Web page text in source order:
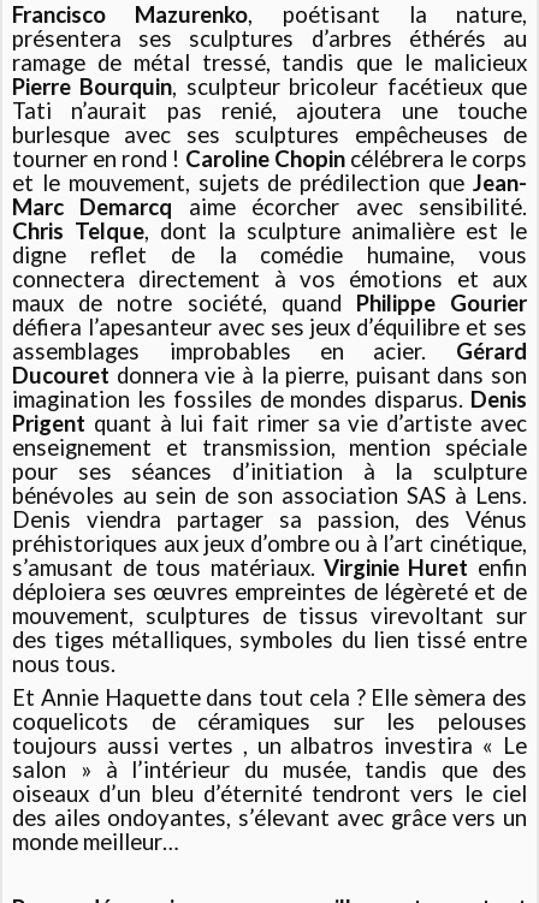
Francisco Mazurenko, poétisant la nature,
présentera ses sculptures d’arbres éthérés au
ramage de métal tressé, tandis que le malicieux
Pierre Bourquin, sculpteur bricoleur facétieux que
Tati n’aurait pas renié, ajoutera une touche
burlesque avec ses sculptures empêcheuses de
tourner en rond ! Caroline Chopincélébrera le corps
et le mouvement, sujets de prédilection que Jean-
Marc Demarcq aime écorcher avec sensibilité.
Chris Telque, dont la sculpture animalière est le
digne reflet de la comédie humaine, vous
connectera directement à vos émotions et aux
maux de notre société, quand Philippe Gourier
défiera l’apesanteur avec ses jeux d’équilibre et ses
assemblages improbables en acier. Gérard
Ducouret donnera vie à la pierre, puisant dans son
imagination les fossiles de mondes disparus. Denis
Prigent quant à lui fait rimer sa vie d’artiste avec
enseignement et transmission, mention spéciale
pour ses séances d’initiation à la sculpture
bénévoles au sein de son association SAS à Lens.
Denis viendra partager sa passion, des Vénus
préhistoriques aux jeux d’ombre ou à l’art cinétique,
s’amusant de tous matériaux. Virginie Huret enfin
déploiera ses œuvres empreintes de légèreté et de
mouvement, sculptures de tissus virevoltant sur
des tiges métalliques, symboles du lien tissé entre
nous tous.
Et Annie Haquette dans tout cela ? Elle sèmera des
coquelicots de céramiques sur les pelouses
toujours aussi vertes , un albatros investira « Le
salon » à l’intérieur du musée, tandis que des
oiseaux d’un bleu d’éternité tendront vers le ciel
des ailes ondoyantes, s’élevant avec grâce vers un
monde meilleur…